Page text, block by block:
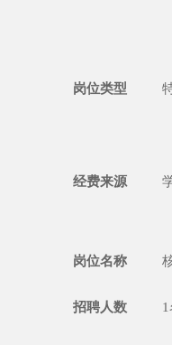
岗位类型
经费来源
岗位名称
招聘人数